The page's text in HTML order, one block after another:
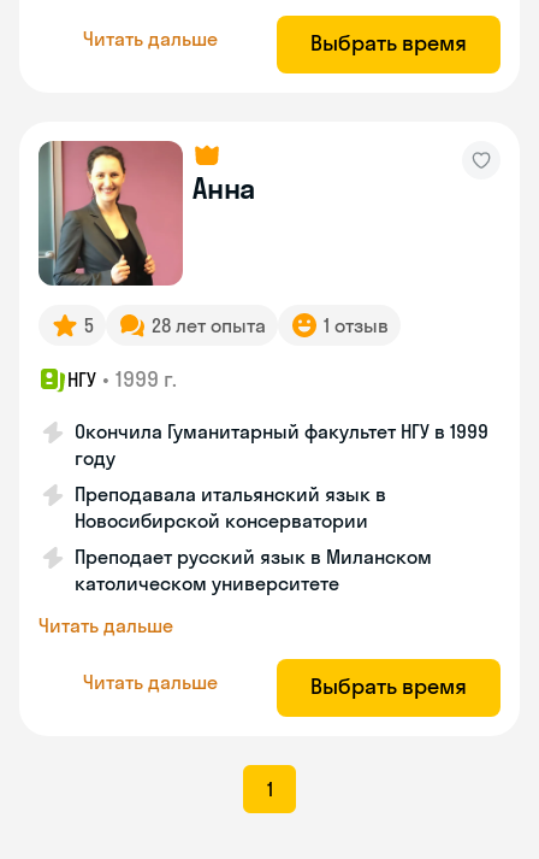
Читать дальше Выбрать время
Анна
5 28 лет опыта 1 отзыв
НГУ • 1999 г.
Окончила Гуманитарный факультет НГУ в 1999
году
Преподавала итальянский язык в
Новосибирской консерватории
Преподает русский язык в Миланском
католическом университете
Читать дальше
Читать дальше Выбрать время
1